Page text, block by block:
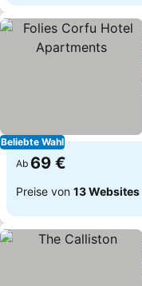
Beliebte Wahl
Ab 69 €
Preise von 13 Websites